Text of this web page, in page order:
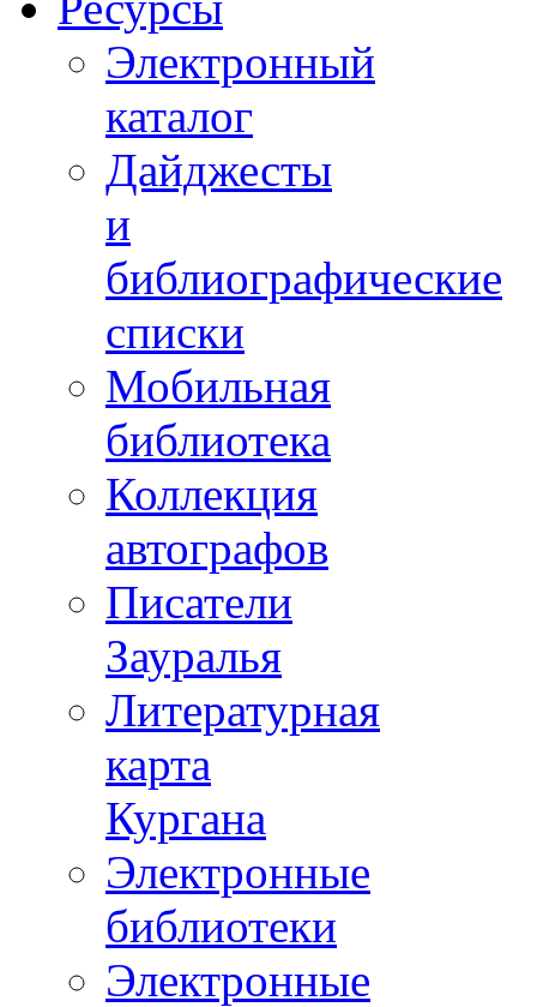
Электронный
каталог
Дайджесты
и
библиографические
списки
Мобильная
библиотека
Коллекция
автографов
Писатели
Зауралья
Литературная
карта
Кургана
Электронные
библиотеки
Электронные